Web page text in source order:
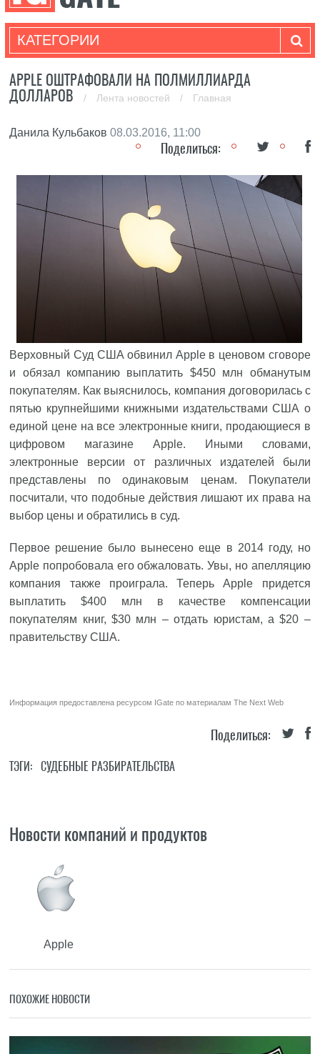
КАТЕГОРИИ
APPLE ОШТРАФОВАЛИ НА ПОЛМИЛЛИАРДА
ДОЛЛАРОВ
/ Лента новостей / Главная
Данила Кульбаков 08.03.2016, 11:00
Поделиться:
Верховный Суд США обвинил Appleв ценовом сговоре
и обязал компанию выплатить $450 млн обманутым
покупателям. Как выяснилось, компания договорилась с
пятью крупнейшими книжными издательствами США о
единой цене на все электронные книги, продающиеся в
цифровом магазине Apple. Иными словами,
электронные версии от различных издателей были
представлены по одинаковым ценам. Покупатели
посчитали, что подобные действия лишают их права на
выбор цены и обратились в суд.
Первое решение было вынесено еще в 2014 году, но
Apple попробовала его обжаловать. Увы, но апелляцию
компания также проиграла. Теперь Apple придется
выплатить $400 млн в качестве компенсации
покупателям книг, $30 млн – отдать юристам, а $20 –
правительству США.
Информация предоставлена ресурсом IGate по материаламThe Next Web
Поделиться:
ТЭГИ: СУДЕБНЫЕ РАЗБИРАТЕЛЬСТВА
Новости компаний и продуктов
Apple
ПОХОЖИЕ НОВОСТИ